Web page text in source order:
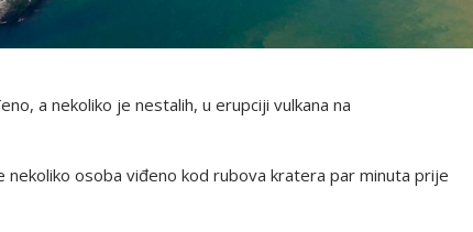
a nekoliko je nestalih, u erupciji vulkana na
osoba viđeno kod rubova kratera par minuta prije